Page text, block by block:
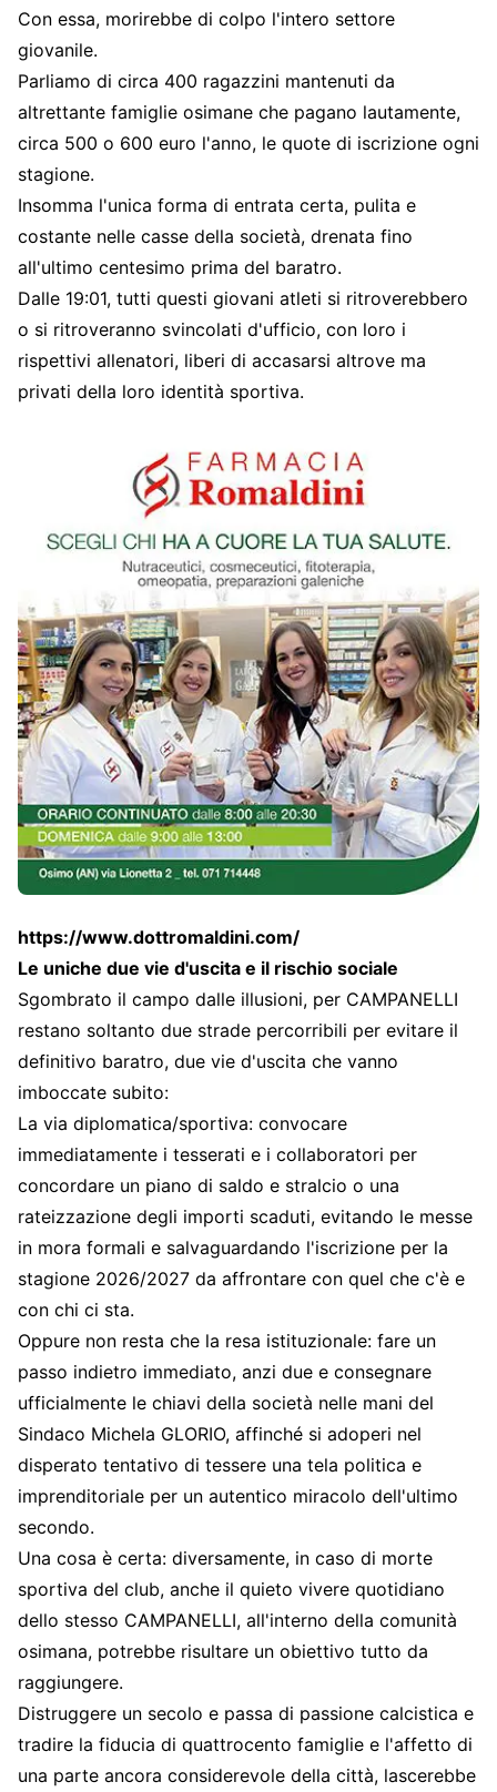
Con essa, morirebbe di colpo l'intero settore
giovanile.
Parliamo di circa 400 ragazzini mantenuti da
altrettante famiglie osimane che pagano lautamente,
circa 500 o 600 euro l'anno, le quote di iscrizione ogni
stagione.
Insomma l'unica forma di entrata certa, pulita e
costante nelle casse della società, drenata fino
all'ultimo centesimo prima del baratro.
Dalle 19:01, tutti questi giovani atleti si ritroverebbero
o si ritroveranno svincolati d'ufficio, con loro i
rispettivi allenatori, liberi di accasarsi altrove ma
privati della loro identità sportiva.
https://www.dottromaldini.com/
Le uniche due vie d'uscita e il rischio sociale
Sgombrato il campo dalle illusioni, per CAMPANELLI
restano soltanto due strade percorribili per evitare il
definitivo baratro, due vie d'uscita che vanno
imboccate subito:
La via diplomatica/sportiva: convocare
immediatamente i tesserati e i collaboratori per
concordare un piano di saldo e stralcio o una
rateizzazione degli importi scaduti, evitando le messe
in mora formali e salvaguardando l'iscrizione per la
stagione 2026/2027 da affrontare con quel che c'è e
con chi ci sta.
Oppure non resta che la resa istituzionale: fare un
passo indietro immediato, anzi due e consegnare
ufficialmente le chiavi della società nelle mani del
Sindaco Michela GLORIO, affinché si adoperi nel
disperato tentativo di tessere una tela politica e
imprenditoriale per un autentico miracolo dell'ultimo
secondo.
Una cosa è certa: diversamente, in caso di morte
sportiva del club, anche il quieto vivere quotidiano
dello stesso CAMPANELLI, all'interno della comunità
osimana, potrebbe risultare un obiettivo tutto da
raggiungere.
Distruggere un secolo e passa di passione calcistica e
tradire la fiducia di quattrocento famiglie e l'affetto di
una parte ancora considerevole della città, lascerebbe